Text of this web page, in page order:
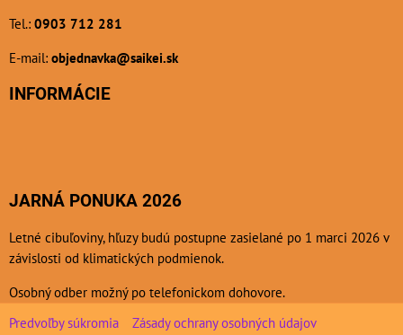
Tel.: 0903 712 281
E-mail: objednavka@saikei.sk
INFORMÁCIE
JARNÁ PONUKA 2026
Letné cibuľoviny, hľuzy budú postupne zasielané po 1 marci 2026 v
závislosti od klimatických podmienok.
Osobný odber možný po telefonickom dohovore.
Predvoľby súkromia
Zásady ochrany osobných údajov